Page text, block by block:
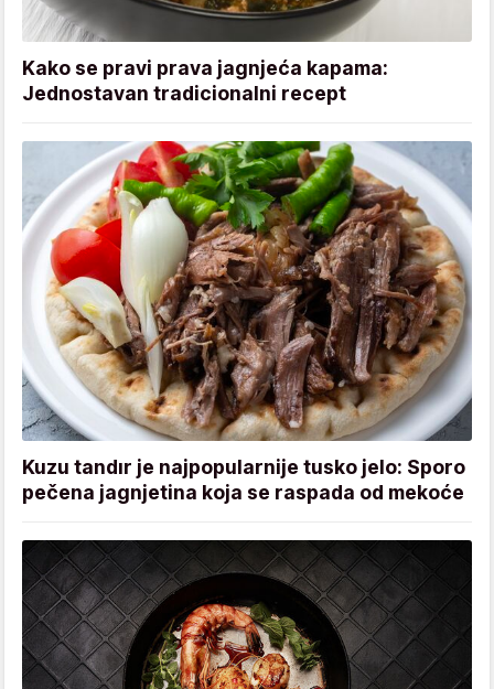
Kako se pravi prava jagnjeća kapama:
Jednostavan tradicionalni recept
Kuzu tandır je najpopularnije tusko jelo: Sporo
pečena jagnjetina koja se raspada od mekoće